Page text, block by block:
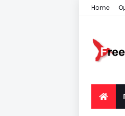
Home